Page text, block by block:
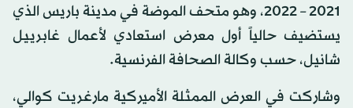
2021 – 2022، وهو متحف الموضة في مدينة باريس الذي
يستضيف حالياً أول معرض استعادي لأعمال غابرييل
شانيل، حسب وكالة الصحافة الفرنسية.
وشاركت في العرض الممثلة الأميركية مارغريت كوالي،